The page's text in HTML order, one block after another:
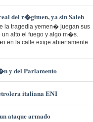
del r�gimen, ya sin Saleh
la tragedia yemen� juegan sus
alto el fuego y algo m�s.
en la calle exige abiertamente
y del Parlamento
italiana ENI
ataque armado